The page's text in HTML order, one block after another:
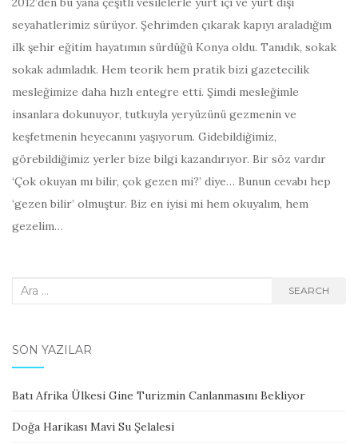
seyahatlerimiz sürüyor. Şehrimden çıkarak kapıyı araladığım
ilk şehir eğitim hayatımın sürdüğü Konya oldu. Tanıdık, sokak
sokak adımladık. Hem teorik hem pratik bizi gazetecilik
mesleğimize daha hızlı entegre etti. Şimdi mesleğimle
insanlara dokunuyor, tutkuyla yeryüzünü gezmenin ve
keşfetmenin heyecanını yaşıyorum. Gidebildiğimiz,
görebildiğimiz yerler bize bilgi kazandırıyor. Bir söz vardır
‘Çok okuyan mı bilir, çok gezen mi?’ diye… Bunun cevabı hep
‘gezen bilir’ olmuştur. Biz en iyisi mi hem okuyalım, hem
gezelim…
Search
SEARCH
SON YAZILAR
Batı Afrika Ülkesi Gine Turizmin Canlanmasını Bekliyor
Doğa Harikası Mavi Su Şelalesi